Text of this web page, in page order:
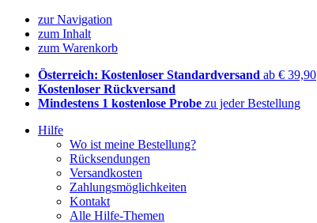
zur Navigation
zum Inhalt
zum Warenkorb
Österreich: Kostenloser Standardversand ab € 39,90
Kostenloser Rückversand
Mindestens 1 kostenlose Probe zu jeder Bestellung
Hilfe
Wo ist meine Bestellung?
Rücksendungen
Versandkosten
Zahlungsmöglichkeiten
Kontakt
Alle Hilfe-Themen